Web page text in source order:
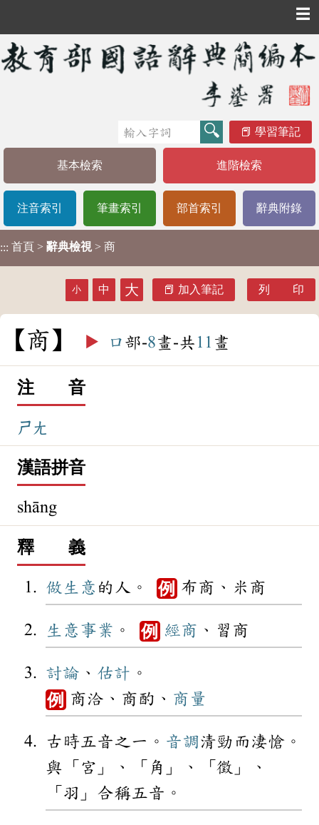
☰
學習筆記
基本檢索 進階檢索
注音索引 筆畫索引 部首索引 辭典附錄
::: 首頁 > 辭典檢視 > 商
小 中 大 加入筆記 列 印
商 ▶️ 口 部-8畫-共 11 畫
注 音
ㄕㄤ
漢語拼音
shāng
釋 義
做生意 的人。 例 布商、米商
生意 事業 。 例 經商 、習商
討論 、 估計 。
例 商洽、商酌、 商量
古時五音之一。 音調清勁而淒愴。
與「宮」、「角」、「徵」、
「羽」合稱五音。